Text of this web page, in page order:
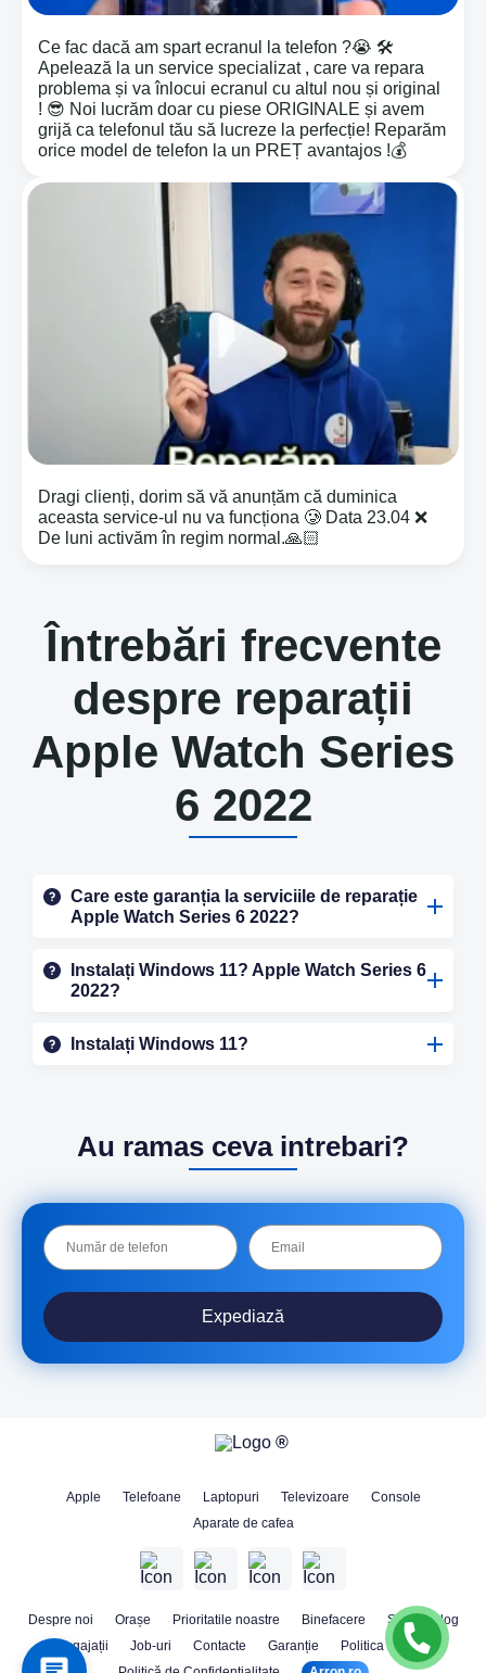
Ce fac dacă am spart ecranul la telefon ?😭 🛠️
Apelează la un service specializat , care va repara
problema și va înlocui ecranul cu altul nou și original
! 😎 Noi lucrăm doar cu piese ORIGINALE și avem
grijă ca telefonul tău să lucreze la perfecție! Reparăm
orice model de telefon la un PREȚ avantajos !💰
Dragi clienți, dorim să vă anunțăm că duminica
aceasta service-ul nu va funcționa 🥲 Data 23.04 ❌
De luni activăm în regim normal.🙏🏻
Întrebări frecvente
despre reparații
Apple Watch Series
6 2022
Care este garanția la serviciile de reparație
Apple Watch Series 6 2022?
Instalați Windows 11? Apple Watch Series 6
2022?
Instalați Windows 11?
Au ramas ceva intrebari?
Expediază
Apple Telefoane Laptopuri Televizoare
Console
Aparate de cafea
Despre noi Orașe Prioritatile noastre Binefacere Stiri
Blog
Angajații
Job-uri Contacte Garanție
Politica Cookie